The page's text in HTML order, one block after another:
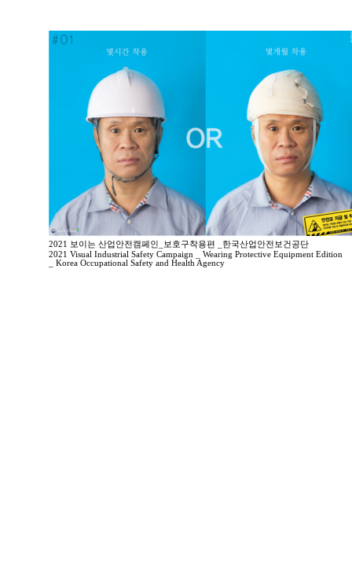
2021 보이는 산업안전캠페인_보호구착용편 _한국산업안전보건공단
2021 Visual Industrial Safety Campaign _ Wearing Protective Equipment Edition
_ Korea Occupational Safety and Health Agency